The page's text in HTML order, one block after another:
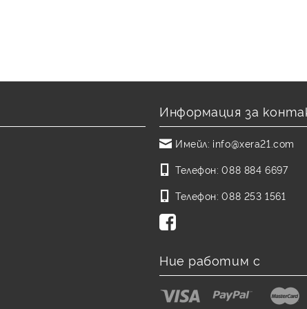
Информация за
Имейл: info@xera21.com
Телефон: 088 884 6697
Телефон: 088 253 1561
Ние работим с